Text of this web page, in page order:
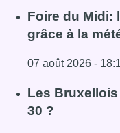
Lire l'article Pizza
Foire du Midi:
grâce à la
07 août 2026 -
Lire l'article Foire
Les
30 ?